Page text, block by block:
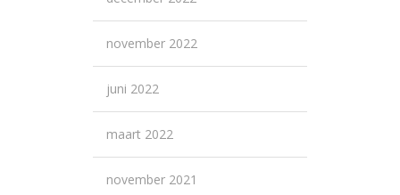
november 2022
juni 2022
maart 2022
november 2021